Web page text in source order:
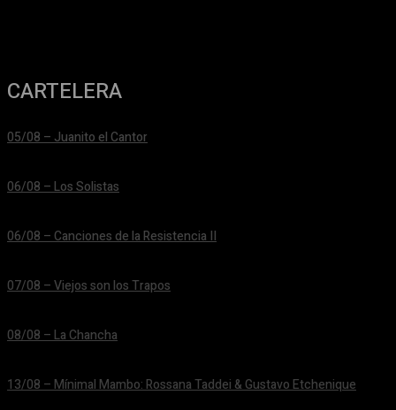
CARTELERA
05/08 – Juanito el Cantor
06/08 – Los Solistas
06/08 – Canciones de la Resistencia II
07/08 – Viejos son los Trapos
08/08 – La Chancha
13/08 – Mínimal Mambo: Rossana Taddei & Gustavo Etchenique